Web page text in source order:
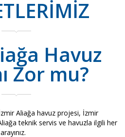
Havuz
Zor mu?
Aliağa havuz projesi, İzmir
teknik servis ve havuzla ilgili her